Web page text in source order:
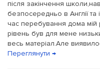
після закінчення
безпосередньо в Англії та
час перебування дома мій
рівень був для мене
весь матеріал.Але
Переглянути →